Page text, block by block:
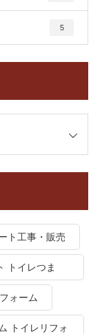
5
ト工事・販売
トイレつま
ォーム
トイレリフォ